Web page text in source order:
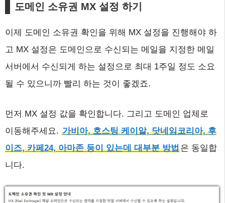
도메인 소유권 MX 설정 하기
이제 도메인 소유권 확인을 위해 MX 설정을 진행해야 하
고 MX 설정은 도메인으로 수신되는 메일을 지정한 메일
서버에서 수신되게 하는 설정으로 최대 1주일 정도 소요
될 수 있으니까 빨리 하는 것이 좋겠죠.
먼저 MX 설정 값을 확인합니다. 그리고 도메인 업체로
이동해주세요. 가비아, 호스팅 케이알, 닷네임코리아, 후
이즈, 카페24, 아마존 등이 있는데 대부분 방법은 동일합
니다.